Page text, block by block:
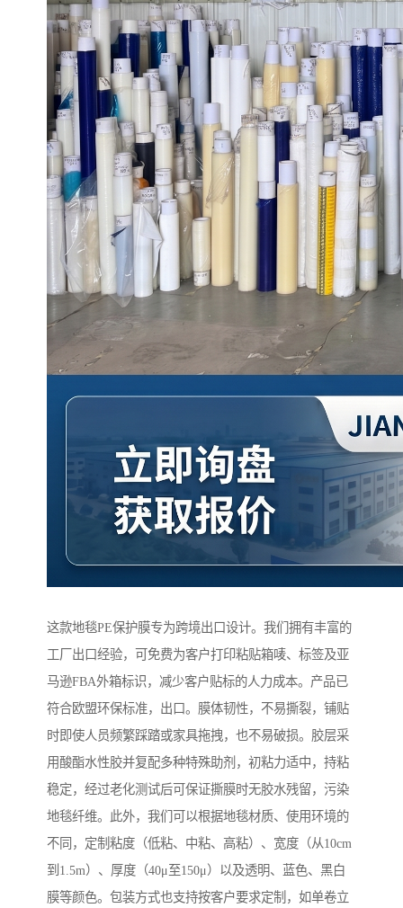
这款地毯PE保护膜专为跨境出口设计。我们拥有丰富的
工厂出口经验，可免费为客户打印粘贴箱唛、标签及亚
马逊FBA外箱标识，减少客户贴标的人力成本。产品已
符合欧盟环保标准，出口。膜体韧性，不易撕裂，铺贴
时即使人员频繁踩踏或家具拖拽，也不易破损。胶层采
用酸酯水性胶并复配多种特殊助剂，初粘力适中，持粘
稳定，经过老化测试后可保证撕膜时无胶水残留，污染
地毯纤维。此外，我们可以根据地毯材质、使用环境的
不同，定制粘度（低粘、中粘、高粘）、宽度（从10cm
到1.5m）、厚度（40μ至150μ）以及透明、蓝色、黑白
膜等颜色。包装方式也支持按客户要求定制，如单卷立